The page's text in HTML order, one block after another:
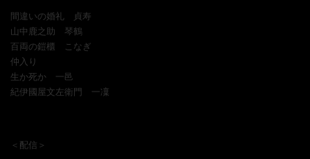
間違いの婚礼 貞寿
山中鹿之助 琴鶴
百両の鎧櫃 こなぎ
仲入り
生か死か 一邑
紀伊國屋文左衛門 一凜
＜配信＞